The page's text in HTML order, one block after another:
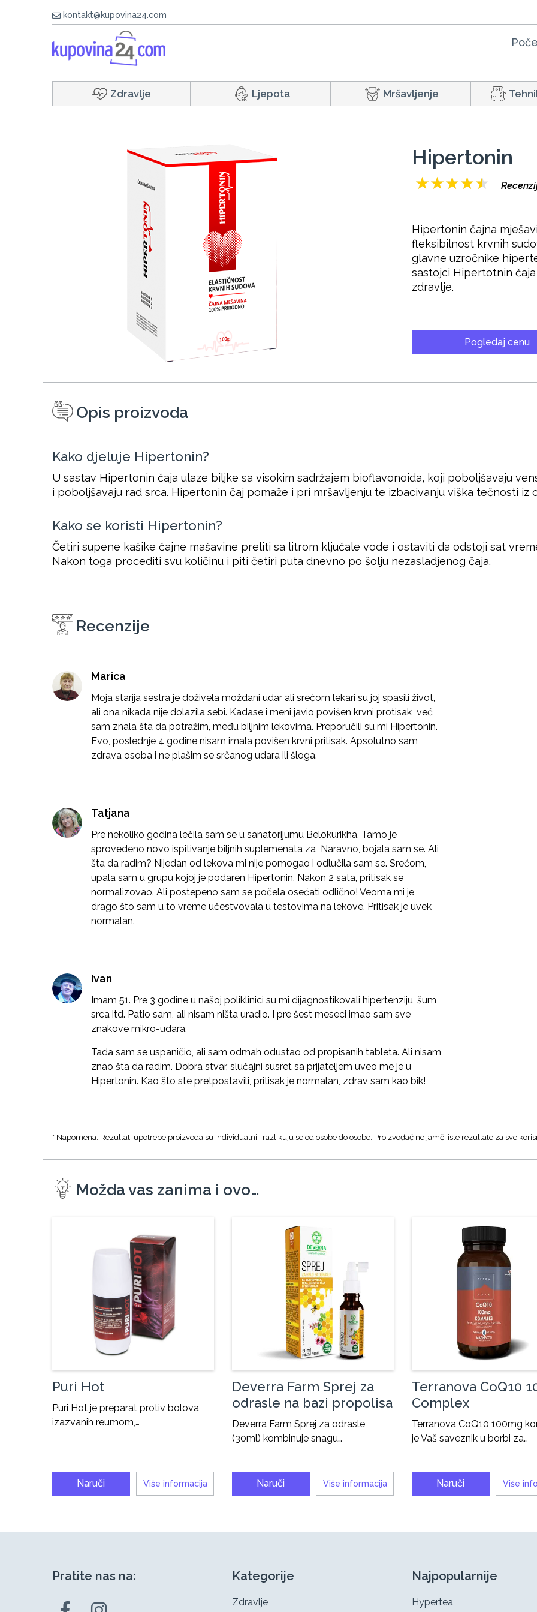
kontakt@kupovina24.com
Zdravlje Ljepota Mršavljenje
Hipertonin
★★★★★
Hipertonin čajna
fleksibilnost krvnih
glavne uzročnike
sastojci Hipertotnin
zdravlje.
Pogledaj cenu
Opis proizvoda
Kako djeluje Hipertonin?
U sastav Hipertonin čaja ulaze biljke sa visokim sadržajem bioflavonoida, koji poboljšavaju
i poboljšavaju rad srca. Hipertonin čaj pomaže i pri mršavljenju te izbacivanju viška tečnosti iz
Kako se koristi Hipertonin?
Četiri supene kašike čajne mašavine preliti sa litrom ključale vode i ostaviti da odstoji sat
Nakon toga procediti svu količinu i piti četiri puta dnevno po šolju nezasladjenog čaja.
Recenzije
Marica
Moja starija sestra je doživela moždani udar ali srećom lekari su joj spasili život,
ali ona nikada nije dolazila sebi. Kadase i meni javio povišen krvni protisak već
sam znala šta da potražim, među biljnim lekovima. Preporučili su mi Hipertonin.
Evo, poslednje 4 godine nisam imala povišen krvni pritisak. Apsolutno sam
zdrava osoba i ne plašim se srčanog udara ili šloga.
Tatjana
Pre nekoliko godina lečila sam se u sanatorijumu Belokurikha. Tamo je
sprovedeno novo ispitivanje biljnih suplemenata za Naravno, bojala sam se. Ali
šta da radim? Nijedan od lekova mi nije pomogao i odlučila sam se. Srećom,
upala sam u grupu kojoj je podaren Hipertonin. Nakon 2 sata, pritisak se
normalizovao. Ali postepeno sam se počela osećati odlično! Veoma mi je
drago što sam u to vreme učestvovala u testovima na lekove. Pritisak je uvek
normalan.
Ivan
Imam 51. Pre 3 godine u našoj poliklinici su mi dijagnostikovali hipertenziju, šum
srca itd. Patio sam, ali nisam ništa uradio. I pre šest meseci imao sam sve
znakove mikro-udara.
Tada sam se uspaničio, ali sam odmah odustao od propisanih tableta. Ali nisam
znao šta da radim. Dobra stvar, slučajni susret sa prijateljem uveo me je u
Hipertonin. Kao što ste pretpostavili, pritisak je normalan, zdrav sam kao bik!
* Napomena: Rezultati upotrebe proizvoda su individualni i razlikuju se od osobe do osobe. Proizvođač ne jamči iste rezultate za sve
Možda vas zanima i ovo…
Puri Hot
Puri Hot je preparat protiv bolova
izazvanih reumom,…
Naruči Više informacija
Deverra Farm Sprej za
odrasle na bazi propolisa
Deverra Farm Sprej za odrasle
(30ml) kombinuje snagu…
Naruči Više informacija
Terranova CoQ10
Complex
Terranova CoQ10 100mg
je Vaš saveznik u borbi za…
Naruči Više
Pratite nas na: Kategorije
Zdravlje
Najpopularnije
Hypertea